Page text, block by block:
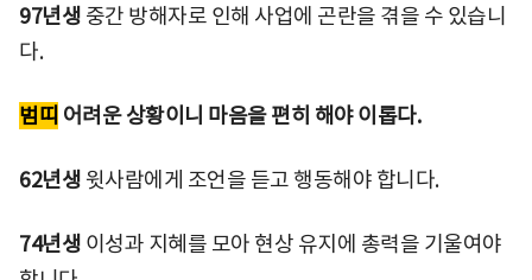
97년생 중간 방해자로 인해 사업에 곤란을 겪을 수 있습니
다.
범띠 어려운 상황이니 마음을 편히 해야 이롭다.
62년생 윗사람에게 조언을 듣고 행동해야 합니다.
74년생 이성과 지혜를 모아 현상 유지에 총력을 기울여야